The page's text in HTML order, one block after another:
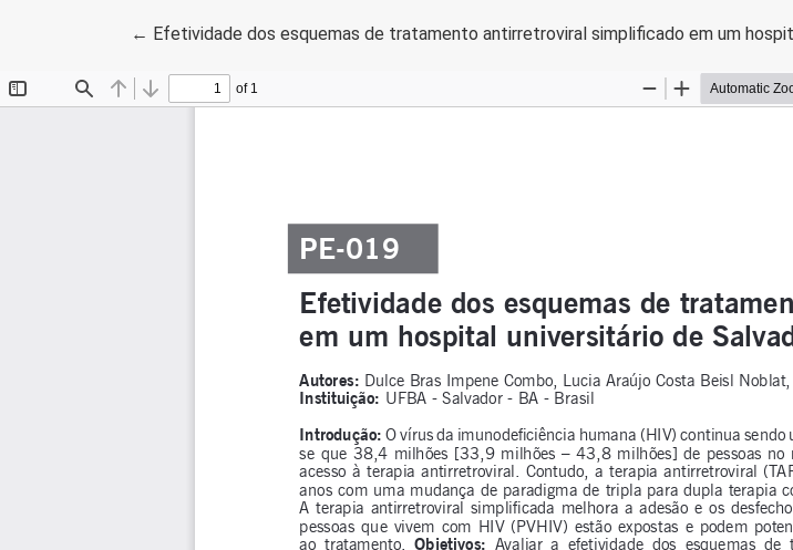
← Voltar aos Detalhes do Artigo
Efetividade dos esquemas de tratamento antirretroviral simplificado em um